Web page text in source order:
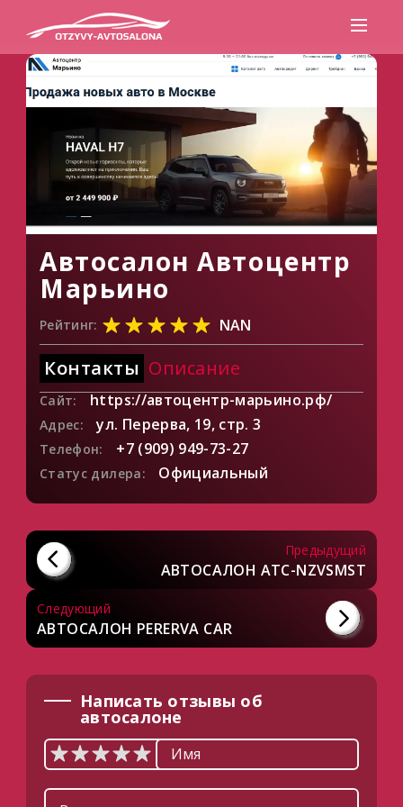
Автосалон Автоцентр
Марьино
Рейтинг: NAN
Контакты Описание
Сайт: https://автоцентр-марьино.рф/
Адрес: ул. Перерва, 19, стр. 3
Телефон: +7 (909) 949-73-27
Статус дилера: Официальный
Предыдущий
АВТОСАЛОН ATC-NZVSMST
Следующий
АВТОСАЛОН PERERVA CAR
Написать отзывы об
автосалоне